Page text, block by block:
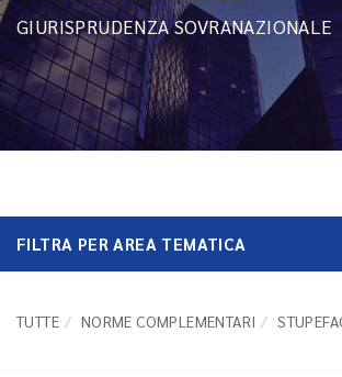
GIURISPRUDENZA SOVRANAZIONALE
FILTRA PER AREA TEMATICA
TUTTE NORME COMPLEMENTARI